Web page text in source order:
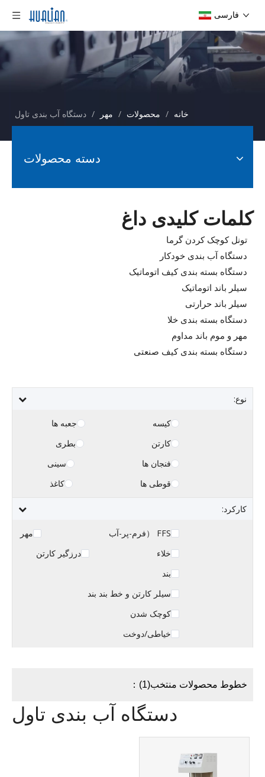
فارسی
خانه / محصولات / مهر / دستگاه آب بندی تاول
دسته محصولات
کلمات کلیدی داغ
تونل کوچک کردن گرما
دستگاه آب بندی خودکار
دستگاه بسته بندی کیف اتوماتیک
سیلر باند اتوماتیک
سیلر باند حرارتی
دستگاه بسته بندی خلا
مهر و موم باند مداوم
دستگاه بسته بندی کیف صنعتی
نوع:
کیسه
جعبه ها
کارتن
بطری
فنجان ها
سینی
قوطی ها
کاغذ
کارکرد:
FFS （فرم-پر-آب
مهر
خلاء
درزگیر کارتن
بند
سیلر کارتن و خط بند بند
کوچک شدن
خیاطی/دوخت
خطوط محصولات منتخب(1)：
دستگاه آب بندی تاول